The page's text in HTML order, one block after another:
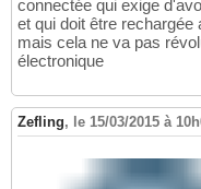
connectée qui exige
et qui doit être
mais cela ne va pas
électronique
Zefling, le 15/03/2015 à